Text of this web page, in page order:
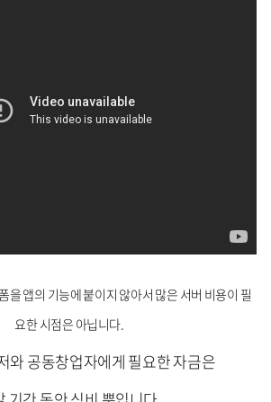
을 앱의 기능에 붙이지 않아서 많은 서버 비용이 필
요한 시점은 아닙니다.
와 공동창업자에게 필요한 자금은